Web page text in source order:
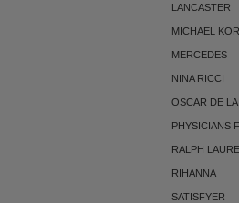
LANCASTER
MICHAEL
MERCEDES
NINA RICCI
OSCAR DE
PHYSICIANS
RALPH
RIHANNA
SATISFYER